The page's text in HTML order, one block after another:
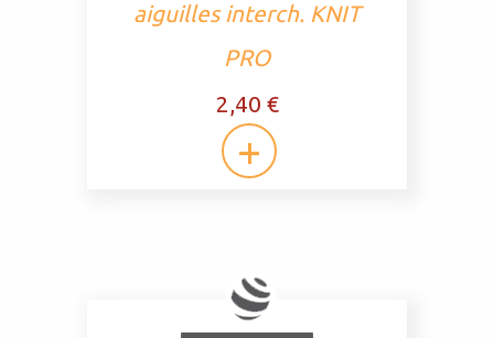
aiguilles interch. KNIT
PRO
2,40 €